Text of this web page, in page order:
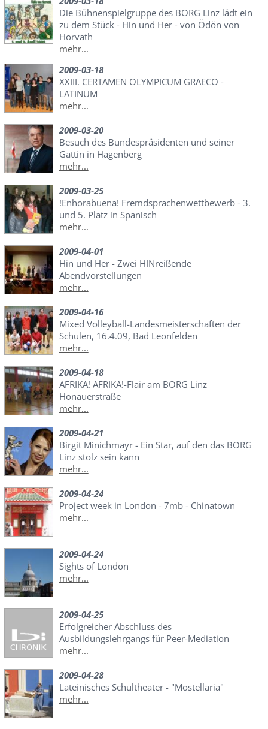
Die Bühnenspielgruppe des BORG Linz lädt ein
zu dem Stück - Hin und Her - von Ödön von
Horvath
mehr...
2009-03-18
XXIII. CERTAMEN OLYMPICUM GRAECO -
LATINUM
mehr...
2009-03-20
Besuch des Bundespräsidenten und seiner
Gattin in Hagenberg
mehr...
2009-03-25
!Enhorabuena! Fremdsprachenwettbewerb - 3.
und 5. Platz in Spanisch
mehr...
2009-04-01
Hin und Her - Zwei HINreißende
Abendvorstellungen
mehr...
2009-04-16
Mixed Volleyball-Landesmeisterschaften der
Schulen, 16.4.09, Bad Leonfelden
mehr...
2009-04-18
AFRIKA! AFRIKA!-Flair am BORG Linz
Honauerstraße
mehr...
2009-04-21
Birgit Minichmayr - Ein Star, auf den das BORG
Linz stolz sein kann
mehr...
2009-04-24
Project week in London - 7mb - Chinatown
mehr...
2009-04-24
Sights of London
mehr...
2009-04-25
Erfolgreicher Abschluss des
Ausbildungslehrgangs für Peer-Mediation
mehr...
2009-04-28
Lateinisches Schultheater - "Mostellaria"
mehr...